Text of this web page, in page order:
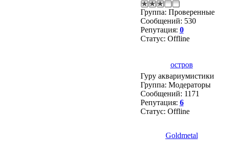
Группа: Проверенные
Сообщений: 530
Репутация: 0
Статус: Offline
остров
Гуру аквариумистики
Группа: Модераторы
Сообщений: 1171
Репутация: 6
Статус: Offline
Goldmetal